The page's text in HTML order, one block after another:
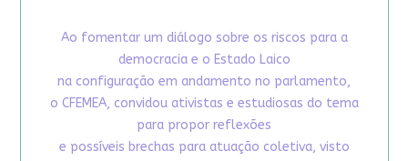
Ao fomentar um diálogo sobre os riscos para a
democracia e o Estado Laico
na configuração em andamento no parlamento,
o CFEMEA, convidou ativistas e estudiosas do tema
para propor reflexões
e possíveis brechas para atuação coletiva, visto